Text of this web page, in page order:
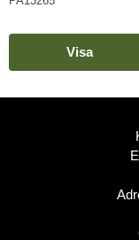
Visa